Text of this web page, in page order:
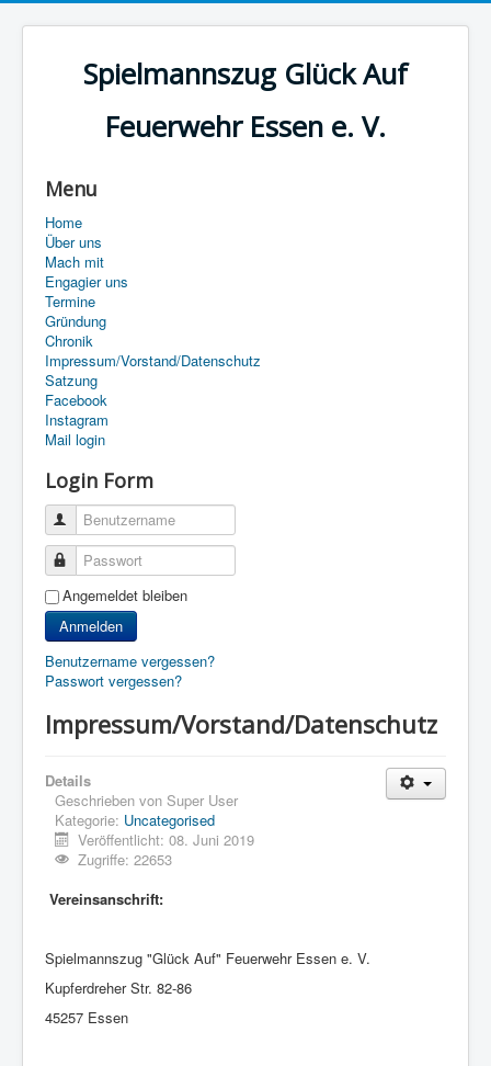
Spielmannszug Glück Auf
Feuerwehr Essen e. V.
Menu
Home
Über uns
Mach mit
Engagier uns
Termine
Gründung
Chronik
Impressum/Vorstand/Datenschutz
Satzung
Facebook
Instagram
Mail login
Login Form
Benutzername
Passwort
Angemeldet bleiben
Anmelden
Benutzername vergessen?
Passwort vergessen?
Impressum/Vorstand/Datenschutz
Details
Geschrieben von Super User
Kategorie: Uncategorised
Veröffentlicht: 08. Juni 2019
Zugriffe: 22653
Vereinsanschrift:
Spielmannszug "Glück Auf" Feuerwehr Essen e. V.
Kupferdreher Str. 82-86
45257 Essen